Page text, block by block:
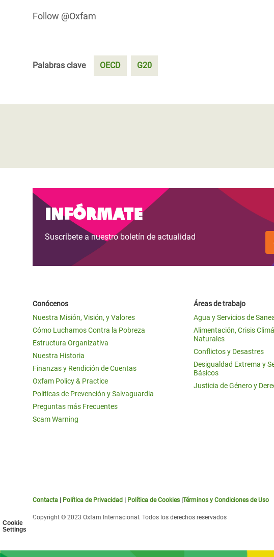
Cookie
Settings
Follow @Oxfam
Palabras clave OECD G20
Infórmate
Suscríbete a nuestro boletín de actualidad
Conócenos
Nuestra Misión, Visión, y Valores
Cómo Luchamos Contra la Pobreza
Estructura Organizativa
Nuestra Historia
Finanzas y Rendición de Cuentas
Oxfam Policy & Practice
Políticas de Prevención y Salvaguardia
Preguntas más Frecuentes
Scam Warning
Áreas de trabajo
Agua y Servicios de
Alimentación, Crisis
Naturales
Conflictos y Desastres
Desigualdad Extrema y
Básicos
Justicia de Género y
Contacta Política de Privacidad Política de Cookies Términos y Condiciones de Uso
Copyright © 2023 Oxfam Internacional. Todos los derechos reservados